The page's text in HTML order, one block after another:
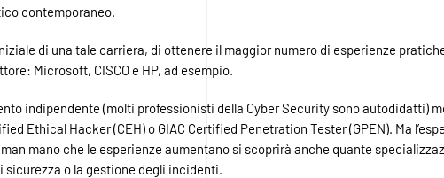
contemporaneo.
di una tale carriera, di ottenere il maggior numero di esperienze
Microsoft, CISCO e HP, ad esempio.
indipendente (molti professionisti della Cyber Security sono autodidatti)
Ethical Hacker (CEH) o GIAC Certified Penetration Tester (GPEN). Ma
mano che le esperienze aumentano si scoprirà anche quante
o la gestione degli incidenti.